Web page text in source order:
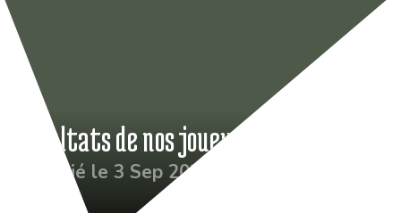
Résultats de nos joueurs à l’extérieur
Publié le 3 Sep 2021